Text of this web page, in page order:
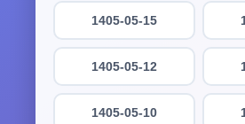
1405-05-15
1405-05-12
1405-05-10